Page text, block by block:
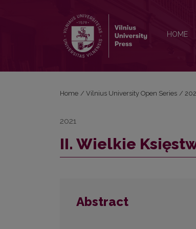
HOME
Home / Vilnius University Open Series /
2021
II. Wielkie
Abstract